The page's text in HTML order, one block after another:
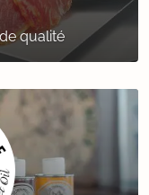
qualité